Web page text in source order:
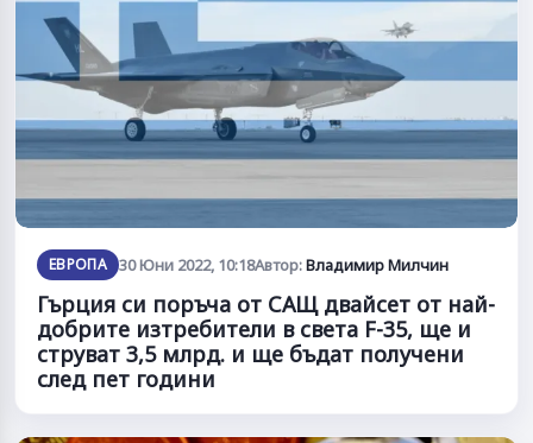
ЕВРОПА 30 Юни 2022, 10:18Автор:Владимир Милчин
Гърция си поръча от САЩ двайсет от най-
добрите изтребители в света F-35, ще и
струват 3,5 млрд. и ще бъдат получени
след пет години